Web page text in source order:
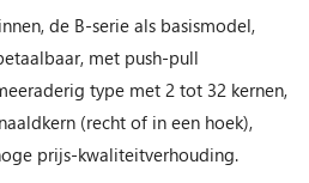
de B-serie als basismodel,
met push-pull
type met 2 tot 32 kernen,
(recht of in een hoek),
prijs-kwaliteitverhouding.